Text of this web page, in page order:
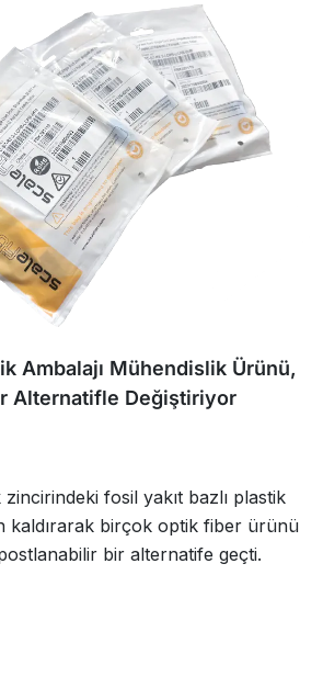
Ambalajı Mühendislik Ürünü,
Alternatifle Değiştiriyor
fosil yakıt bazlı plastik
kaldırarak birçok optik fiber ürünü
bir alternatife geçti.